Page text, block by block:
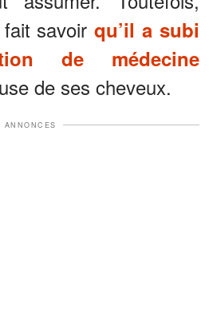
fait savoirqu’il a subi
de médecine
de ses cheveux.
ANNONCES